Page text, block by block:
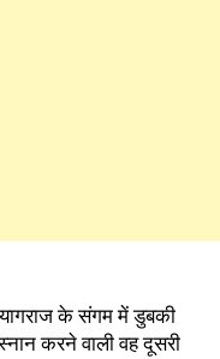
के संगम में डुबकी
करने वाली वह दूसरी